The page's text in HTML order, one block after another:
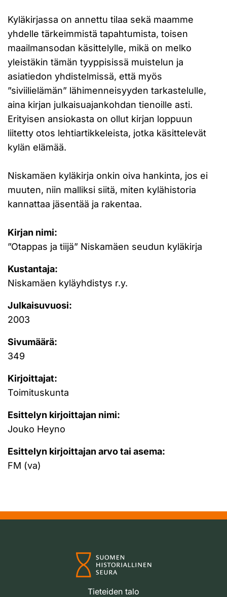
Kyläkirjassa on annettu tilaa sekä maamme
yhdelle tärkeimmistä tapahtumista, toisen
maailmansodan käsittelylle, mikä on melko
yleistäkin tämän tyyppisissä muistelun ja
asiatiedon yhdistelmissä, että myös
”siviilielämän” lähimenneisyyden tarkastelulle,
aina kirjan julkaisuajankohdan tienoille asti.
Erityisen ansiokasta on ollut kirjan loppuun
liitetty otos lehtiartikkeleista, jotka käsittelevät
kylän elämää.
Niskamäen kyläkirja onkin oiva hankinta, jos ei
muuten, niin malliksi siitä, miten kylähistoria
kannattaa jäsentää ja rakentaa.
Kirjan nimi:
”Otappas ja tiijä” Niskamäen seudun kyläkirja
Kustantaja:
Niskamäen kyläyhdistys r.y.
Julkaisuvuosi:
2003
Sivumäärä:
349
Kirjoittajat:
Toimituskunta
Esittelyn kirjoittajan nimi:
Jouko Heyno
Esittelyn kirjoittajan arvo tai asema:
FM (va)
Tieteiden talo